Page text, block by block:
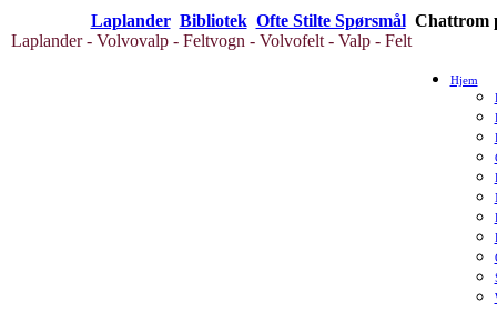
Laplander Bibliotek Ofte Stilte Spørsmål Chattrom
Laplander - Volvovalp - Feltvogn - Volvofelt - Valp - Felt
Hjem